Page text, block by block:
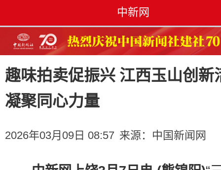
中新网
趣味拍卖促振兴 江西玉山创新
凝聚同心力量
2026年03月09日 08:57 来源： 中国新闻网